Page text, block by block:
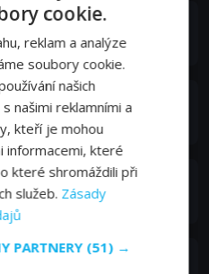
cookie.
reklam a analýze
soubory cookie.
našich
našimi reklamními a
kteří je mohou
informacemi, které
které shromáždili při
služeb. Zásady
PARTNERY (51) →